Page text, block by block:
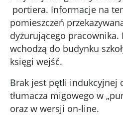
portiera. Informacje na
pomieszczeń
dyżurującego pracownika.
wchodzą do budynku
księgi wejść.
Brak jest pętli indukcyjnej
tłumacza migowego w
oraz w wersji on-line.